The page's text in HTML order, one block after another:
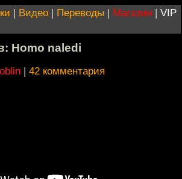
| Видео | Переводы | Магазин | VIP
Homo naledi
| 42 комментария